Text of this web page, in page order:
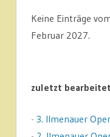
Keine Einträge
Februar 2027.
zuletzt
- 3. Ilmenauer